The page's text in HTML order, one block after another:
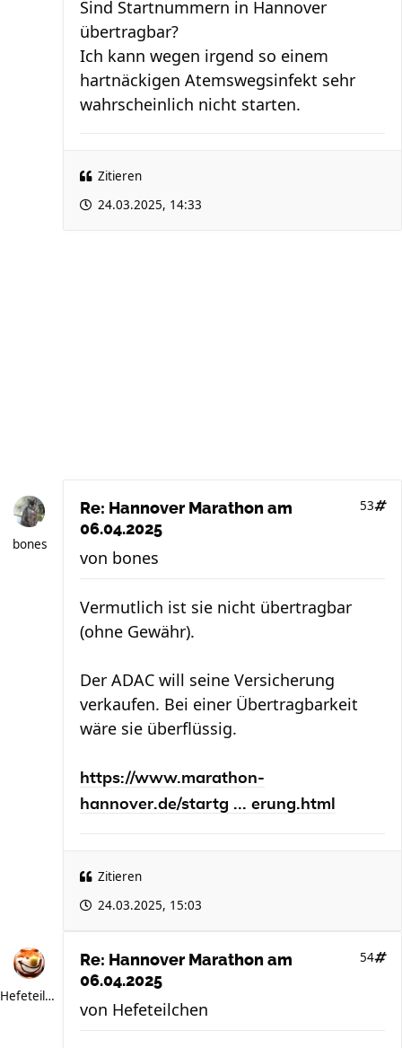
Sind Startnummern in Hannover
übertragbar?
Ich kann wegen irgend so einem
hartnäckigen Atemswegsinfekt sehr
wahrscheinlich nicht starten.
Zitieren
24.03.2025, 14:33
bones
Re: Hannover Marathon am
06.04.2025
53
von bones
Vermutlich ist sie nicht übertragbar
(ohne Gewähr).
Der ADAC will seine Versicherung
verkaufen. Bei einer Übertragbarkeit
wäre sie überflüssig.
https://www.marathon-
hannover.de/startg ... erung.html
Zitieren
24.03.2025, 15:03
Hefeteilchen
Re: Hannover Marathon am
06.04.2025
54
von Hefeteilchen